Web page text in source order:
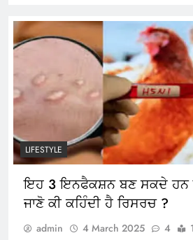
LIFESTYLE
ਇਹ 3 ਇਨਫੈਕਸ਼ਨ ਬਣ ਸਕਦੇ ਹਨ
ਜਾਣੋ ਕੀ ਕਹਿੰਦੀ ਹੈ ਰਿਸਰਚ ?
admin 4 March 2025 4